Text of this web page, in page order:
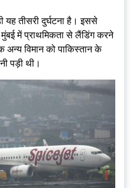
तीसरी दुर्घटना है। इससे
में प्राथमिकता से लैंडिंग करने
विमान को पाकिस्तान के
पड़ी थी।